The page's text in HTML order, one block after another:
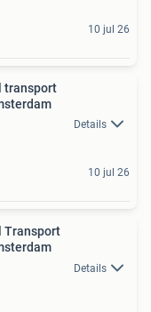
10 jul 26
transport
Details
10 jul 26
Transport
Details